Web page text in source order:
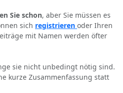
Sie schon, aber Sie müssen es
sich registrieren oder Ihren
mit Namen werden öfter
sie nicht unbedingt nötig sind.
kurze Zusammenfassung statt